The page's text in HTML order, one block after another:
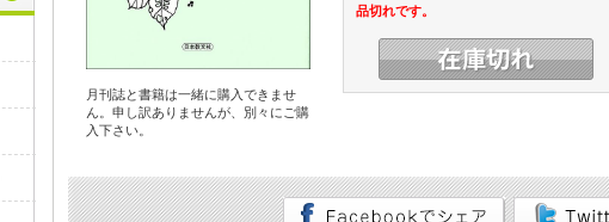
月刊誌と書籍は一緒に購入できませ
ん。申し訳ありませんが、別々にご購
入下さい。
品切れです。